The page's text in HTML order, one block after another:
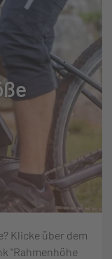
Klicke über dem
"Rahmenhöhe